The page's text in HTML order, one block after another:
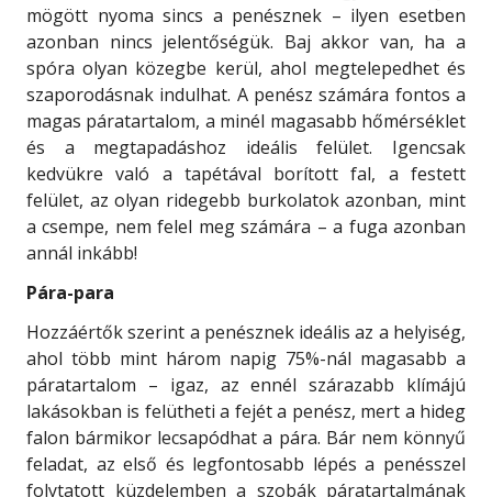
mögött nyoma sincs a penésznek – ilyen esetben
azonban nincs jelentőségük. Baj akkor van, ha a
spóra olyan közegbe kerül, ahol megtelepedhet és
szaporodásnak indulhat. A penész számára fontos a
magas páratartalom, a minél magasabb hőmérséklet
és a megtapadáshoz ideális felület. Igencsak
kedvükre való a tapétával borított fal, a festett
felület, az olyan ridegebb burkolatok azonban, mint
a csempe, nem felel meg számára – a fuga azonban
annál inkább!
Pára-para
Hozzáértők szerint a penésznek ideális az a helyiség,
ahol több mint három napig 75%-nál magasabb a
páratartalom – igaz, az ennél szárazabb klímájú
lakásokban is felütheti a fejét a penész, mert a hideg
falon bármikor lecsapódhat a pára. Bár nem könnyű
feladat, az első és legfontosabb lépés a penésszel
folytatott küzdelemben a szobák páratartalmának